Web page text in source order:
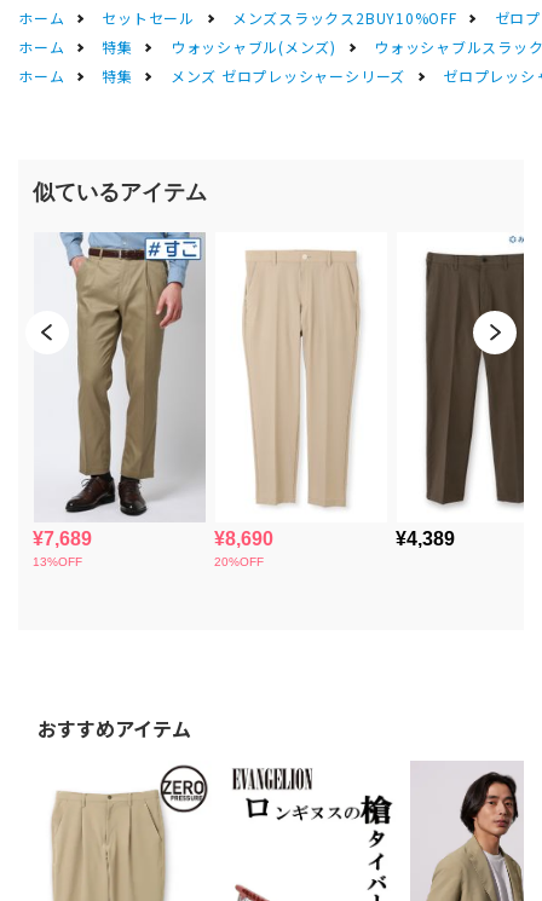
ホーム
セットセール メンズスラックス2BUY10%OFF
ゼロ
ホーム
特集 ウォッシャブル(メンズ)
ウォッシャブルスラッ
ホーム
特集 メンズ ゼロプレッシャーシリーズ ゼロプレッシ